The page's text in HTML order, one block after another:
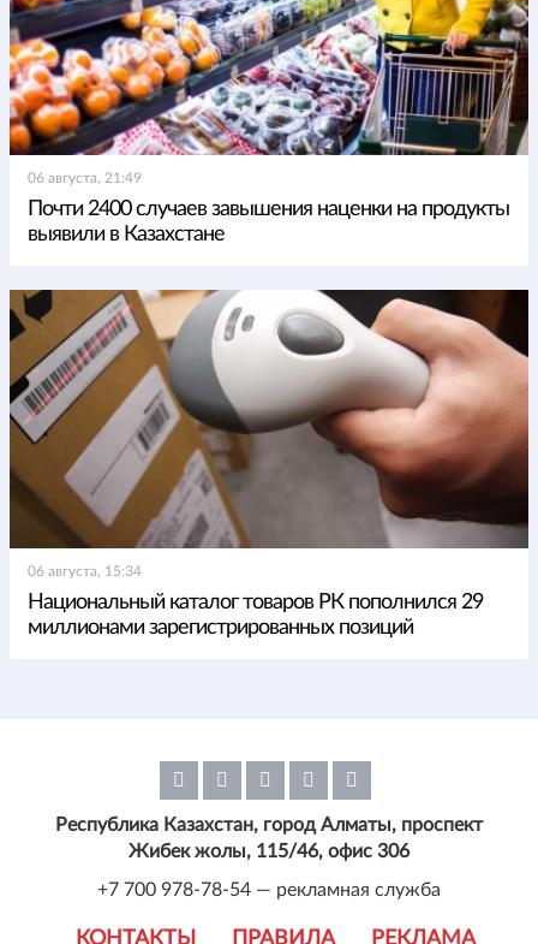
06 августа, 21:49
Почти 2400 случаев завышения наценки на продукты
выявили в Казахстане
06 августа, 15:34
Национальный каталог товаров РК пополнился 29
миллионами зарегистрированных позиций
КОНТАКТЫ ПРАВИЛА РЕКЛАМА
Республика Казахстан, город Алматы, проспект
Жибек жолы, 115/46, офис 306
+7 700 978-78-54 — рекламная служба